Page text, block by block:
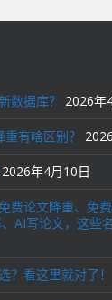
数据库？ 2026年
有啥区别？
2026年4月10日
费论文降重、免费
AI写论文，这些
？看这里就对了！